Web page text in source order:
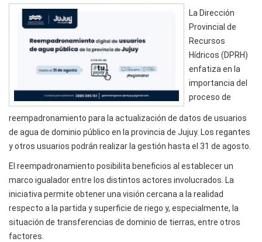
La Dirección
Provincial de
Recursos
Hídricos (DPRH)
enfatiza en la
importancia del
proceso de
reempadronamiento para la actualización de datos de usuarios
de agua de dominio público en la provincia de Jujuy. Los regantes
y otros usuarios podrán realizar la gestión hasta el 31 de agosto.
El reempadronamiento posibilita beneficios al establecer un
marco igualador entre los distintos actores involucrados. La
iniciativa permite obtener una visión cercana a la realidad
respecto a la partida y superficie de riego y, especialmente, la
situación de transferencias de dominio de tierras, entre otros
factores.